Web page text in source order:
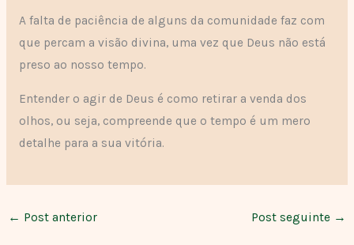
A falta de paciência de alguns da comunidade faz com
que percam a visão divina, uma vez que Deus não está
preso ao nosso tempo.
Entender o agir de Deus é como retirar a venda dos
olhos, ou seja, compreende que o tempo é um mero
detalhe para a sua vitória.
← Post anterior Post seguinte →